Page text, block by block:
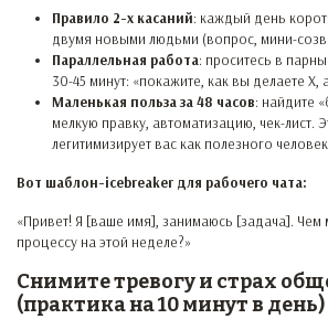
Правило 2-х касаний: каждый день
двумя новыми людьми (вопрос, мини-
Параллельная работа: проситесь в
30-45 минут: «покажите, как вы делаете X,
Маленькая польза за 48 часов: найдите
мелкую правку, автоматизацию, чек-лист.
легитимизирует вас как полезного
Вот шаблон-icebreaker для рабочего чата:
«Привет! Я [ваше имя], занимаюсь [задача].
процессу на этой неделе?»
Снимите тревогу и страх
(практика на 10 минут в день)